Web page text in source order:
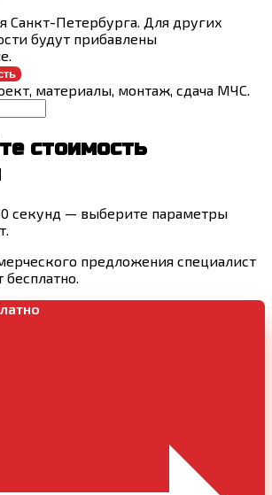
Санкт-Петербурга. Для других
будут прибавлены
материалы, монтаж, сдача МЧС.
стоимость
секунд — выберите параметры
предложения специалист